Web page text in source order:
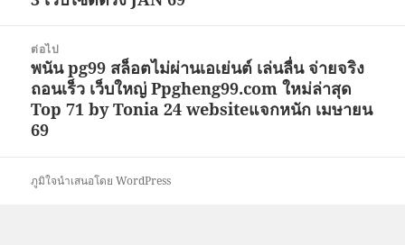
ต่อไป
เรื่อง
ต่อ
ไป:
พนัน pg99 สล็อตไม่ผ่านเอเย่นต์ เล่นลื่น จ่ายจริง
ถอนเร็ว เว็บใหญ่ Ppgheng99.com ใหม่ล่าสุด
Top 71 by Tonia 24 websiteแจกหนัก เมษายน
69
ภูมิใจนำเสนอโดย WordPress